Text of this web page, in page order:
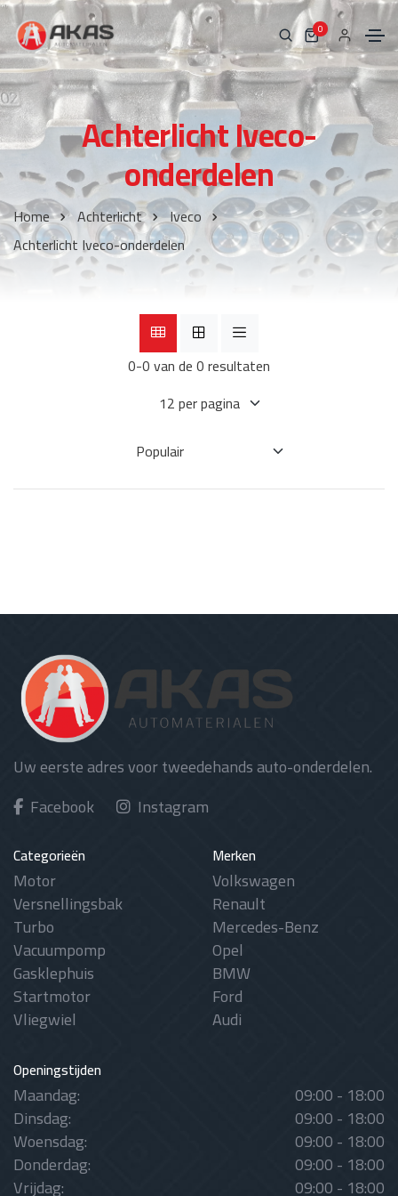
0
Achterlicht Iveco-
onderdelen
Home Achterlicht
Iveco
Achterlicht Iveco-onderdelen
0-0 van de 0 resultaten
Uw eerste adres voor tweedehands auto-onderdelen.
Facebook
Instagram
Categorieën
Motor
Versnellingsbak
Turbo
Vacuumpomp
Gasklephuis
Startmotor
Vliegwiel
Merken
Volkswagen
Renault
Mercedes-Benz
Opel
BMW
Ford
Audi
Openingstijden
Maandag: 09:00 - 18:00
Dinsdag: 09:00 - 18:00
Woensdag: 09:00 - 18:00
Donderdag: 09:00 - 18:00
Vrijdag: 09:00 - 18:00